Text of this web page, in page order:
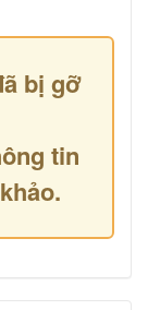
bị gỡ
tin